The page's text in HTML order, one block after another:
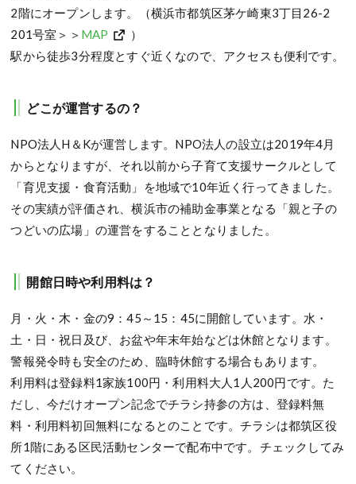
2階にオープンします。（横浜市都筑区茅ケ崎東3丁目26-2
201号室＞＞ MAP
）
駅から徒歩3分程度とすぐ近くなので、アクセスも便利です。
どこが運営するの？
NPO法人H＆Kが運営します。NPO法人の設立は2019年4月
からとなりますが、それ以前から子育て支援サークルとして
「育児支援・食育活動」を地域で10年近く行ってきました。
その実績が評価され、横浜市の補助金事業となる「親と子の
つどいの広場」の運営をすることとなりました。
開館日時や利用料は？
月・火・木・金の9：45～15：45に開館しています。水・
土・日・祝日及び、お盆や年末年始などは休館となります。
警報発令時も安全のため、臨時休館する場合もあります。
利用料は登録料1家族100円・利用料大人1人200円です。た
だし、今だけオープン記念でチラシ持参の方は、登録料無
料・利用料初回無料になるとのことです。チラシは都筑区役
所1階にある区民活動センターで配布中です。チェックしてみ
てください。